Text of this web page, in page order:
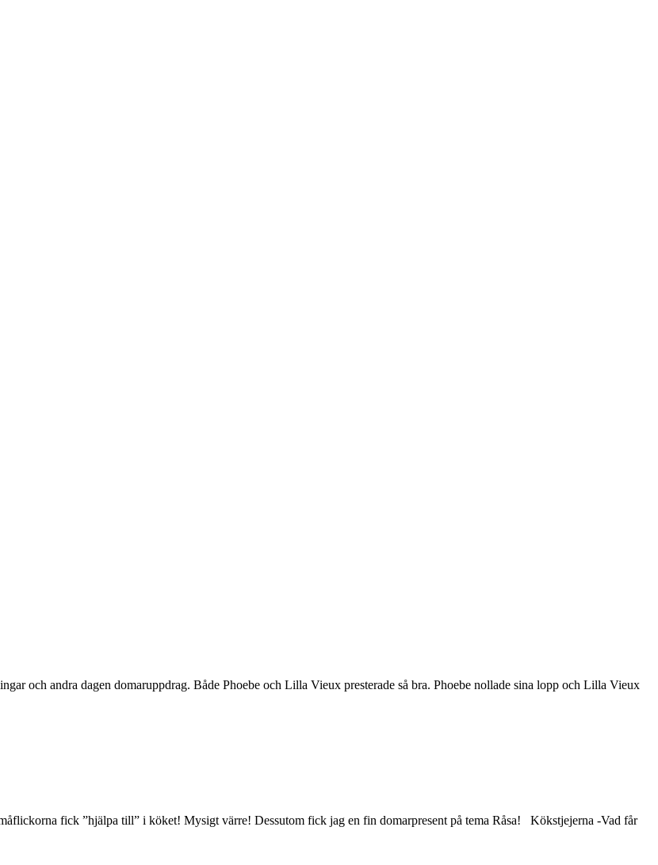
och andra dagen domaruppdrag. Både Phoebe och Lilla Vieux presterade så bra. Phoebe nollade sina lopp och Lilla Vieux
fick ”hjälpa till” i köket! Mysigt värre! Dessutom fick jag en fin domarpresent på tema Råsa! Kökstjejerna -Vad får